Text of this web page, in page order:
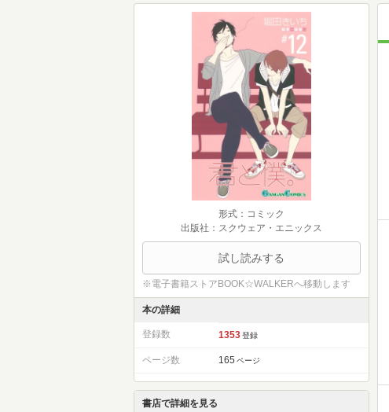
形式：コミック
出版社：スクウェア・エニックス
試し読みする
※電子書籍ストアBOOK☆WALKERへ移動します
本の詳細
登録数 1353 登録
ページ数 165 ページ
書店で詳細を見る